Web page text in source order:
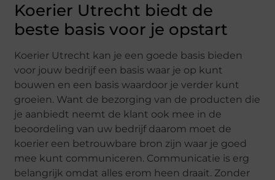
Koerier Utrecht biedt de
beste basis voor je opstart
Koerier Utrecht kan je een goede basis bieden
voor jouw bedrijf een basis waar je op kunt
bouwen en een basis waardoor je verder kunt
groeien. Want de bezorging van de producten die
je aanbiedt neemt de klant ook mee in de
beoordeling van uw bedrijf daarom moet de
koerier een betrouwbare bron zijn waar je goed
mee kunt communiceren. Communicatie is erg
belangrijk omdat alles erom heen draait. Zonder